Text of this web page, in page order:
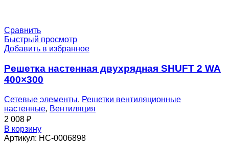
Сравнить
Быстрый просмотр
Добавить в избранное
Решетка настенная двухрядная SHUFT 2 WA
400×300
Сетевые элементы, Решетки вентиляционные
настенные, Вентиляция
2 008 ₽
В корзину
Артикул: НС-0006898